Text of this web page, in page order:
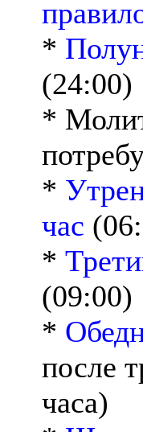
*
(24:00)
*
*
час
*
(09:00)
*
после
часа)